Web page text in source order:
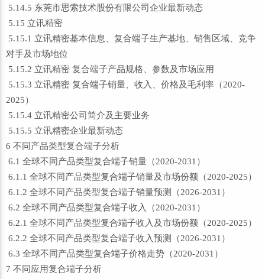
5.14.5 东莞市思索技术股份有限公司企业最新动态
5.15 立讯精密
5.15.1 立讯精密基本信息、复合端子生产基地、销售区域、竞争
对手及市场地位
5.15.2 立讯精密 复合端子产品规格、参数及市场应用
5.15.3 立讯精密 复合端子销量、收入、价格及毛利率（2020-
2025）
5.15.4 立讯精密公司简介及主要业务
5.15.5 立讯精密企业最新动态
6 不同产品类型复合端子分析
6.1 全球不同产品类型复合端子销量（2020-2031）
6.1.1 全球不同产品类型复合端子销量及市场份额（2020-2025）
6.1.2 全球不同产品类型复合端子销量预测（2026-2031）
6.2 全球不同产品类型复合端子收入（2020-2031）
6.2.1 全球不同产品类型复合端子收入及市场份额（2020-2025）
6.2.2 全球不同产品类型复合端子收入预测（2026-2031）
6.3 全球不同产品类型复合端子价格走势（2020-2031）
7 不同应用复合端子分析